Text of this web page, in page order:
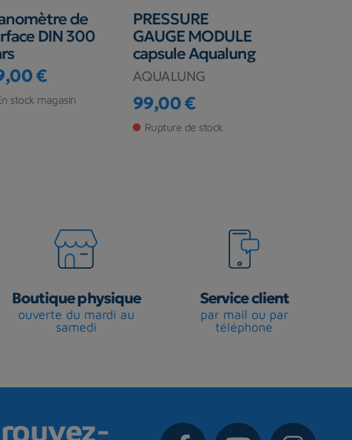
de
DIN 300
€
stock magasin
PRESSURE
GAUGE MODULE
capsule Aqualung
AQUALUNG
Prix
99,00 €
Rupture de stock
Boutique physique
ouverte du mardi au
samedi
Service client
par mail ou par
téléphone